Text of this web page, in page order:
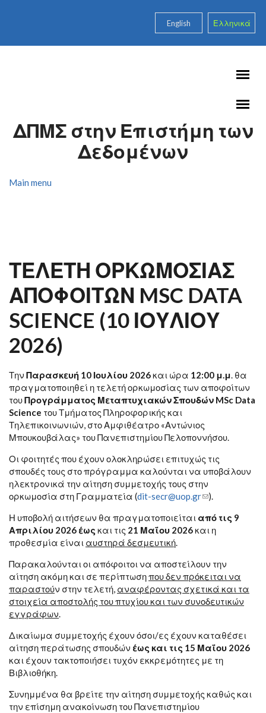
English Ελληνικά
ΔΠΜΣ στην Επιστήμη των
Δεδομένων
Main menu
ΤΕΛΕΤΉ ΟΡΚΩΜΟΣΊΑΣ
ΑΠΟΦΟΊΤΩΝ MSC DATA
SCIENCE (10 ΙΟΥΛΊΟΥ
2026)
Την Παρασκευή 10 Ιουλίου 2026και ώρα 12:00 μ.μ. θα
πραγματοποιηθεί η τελετή ορκωμοσίας των αποφοίτων
τουΠρογράμματος Μεταπτυχιακών Σπουδών MSc Data
Science του Τμήματος Πληροφορικής και
Τηλεπικοινωνιών, στο Αμφιθέατρο «Αντώνιος
Μπουκουβάλας» του Πανεπιστημίου Πελοποννήσου.
Οι φοιτητές που έχουν ολοκληρώσει επιτυχώς τις
σπουδές τους στο πρόγραμμα καλούνται να υποβάλουν
ηλεκτρονικά την αίτηση συμμετοχής τους στην
ορκωμοσία στη Γραμματεία (dit-secr@uop.gr(link sends e-
).
Η υποβολή αιτήσεων θα πραγματοποιείται από τις 9
Απριλίου 2026 έως και τις 21 Μαΐου 2026και η
προθεσμία είναι αυστηρά δεσμευτική.
Παρακαλούνται οι απόφοιτοι να αποστείλουν την
αίτηση ακόμη και σε περίπτωσηπου δεν πρόκειται να
παραστούν στην τελετή, αναφέροντας σχετικά και τα
στοιχεία αποστολής του πτυχίου και των συνοδευτικών
εγγράφων.
Δικαίωμα συμμετοχής έχουν όσοι/ες έχουν καταθέσει
αίτηση περάτωσης σπουδών έως και τις 15 Μαΐου 2026
και έχουν τακτοποιήσει τυχόν εκκρεμότητες με τη
Βιβλιοθήκη.
Συνημμένα θα βρείτε την αίτηση συμμετοχής καθώς και
την επίσημη ανακοίνωση του Πανεπιστημίου